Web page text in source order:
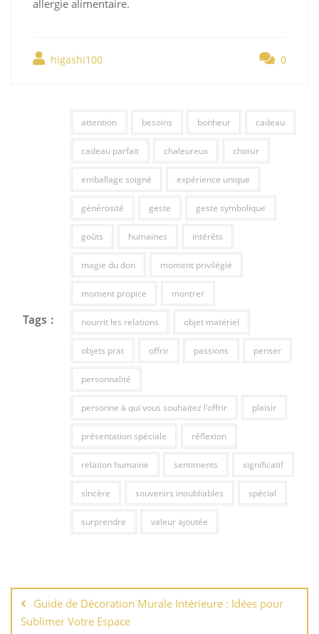
allergie alimentaire.
higashi100 0
Tags :
attention besoins bonheur cadeau
cadeau parfait chaleureux choisir
emballage soigné expérience unique
générosité geste geste symbolique
goûts humaines intérêts
magie du don moment privilégié
moment propice montrer
nourrit les relations objet matériel
objets prat offrir passions penser
personnalité
personne à qui vous souhaitez l'offrir plaisir
présentation spéciale réflexion
relation humaine sentiments significatif
sincère souvenirs inoubliables spécial
surprendre valeur ajoutée
de
l’article
Guide de Décoration Murale Intérieure : Idées pour
Sublimer Votre Espace